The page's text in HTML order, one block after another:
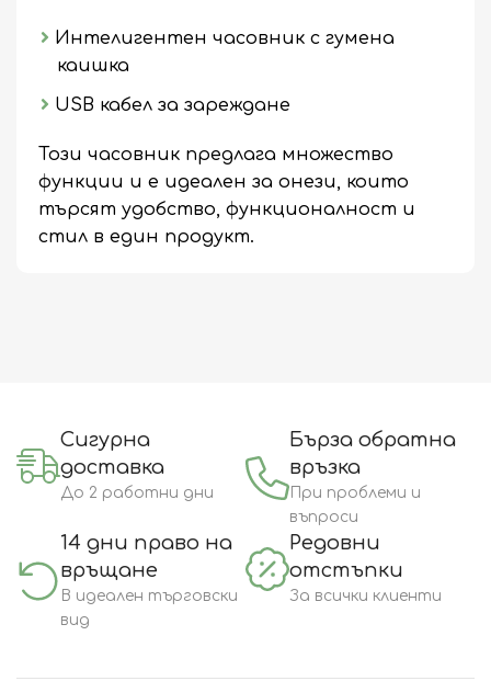
Интелигентен часовник с гумена
каишка
USB кабел за зареждане
Този часовник предлага множество
функции и е идеален за онези, които
търсят удобство, функционалност и
стил в един продукт.
Сигурна
доставка
До 2 работни дни
Бърза обратна
връзка
При проблеми и
въпроси
14 дни право на
връщане
В идеален търговски
вид
Редовни
отстъпки
За всички клиенти